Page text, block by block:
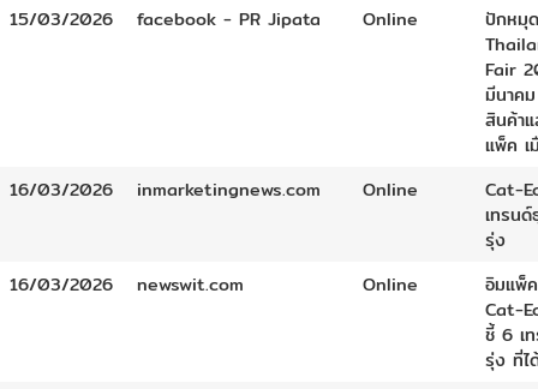
15/03/2026
facebook - PR Jipata Online
ปักหมุ
Fair
มีนาค
สินค้า
แพ็ค เ
16/03/2026
inmarketingnews.com Online
Cat-
เทรน
รุ่ง
16/03/2026
newswit.com Online
อิมแพ็
Cat-
ชี้ 6 เ
รุ่ง ที่ไ